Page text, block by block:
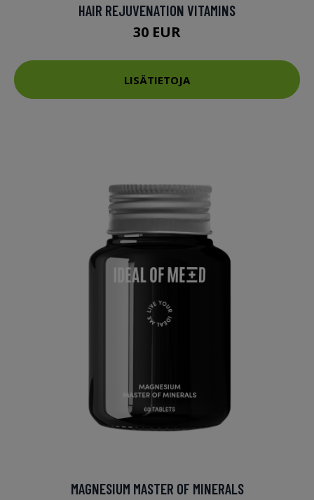
HAIR REJUVENATION VITAMINS
30 EUR
LISÄTIETOJA
MAGNESIUM MASTER OF MINERALS